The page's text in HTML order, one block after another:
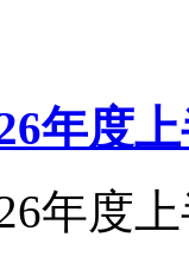
年度
年度